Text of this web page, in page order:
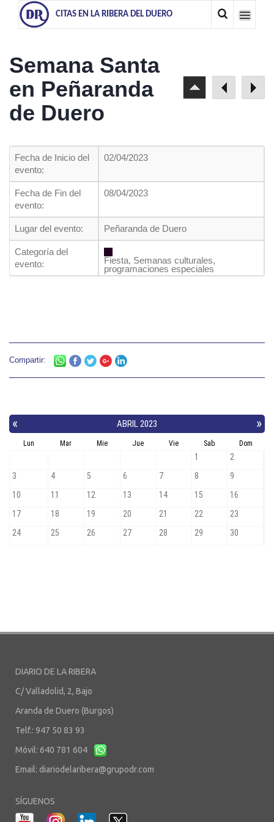
CITAS EN LA RIBERA DEL DUERO
Semana Santa
en Peñaranda
de Duero
Fecha de Inicio del
evento:
02/04/2023
Fecha de Fin del
evento:
08/04/2023
Lugar del evento: Peñaranda de Duero
Categoría del
evento:
Fiesta, Semanas culturales,
programaciones especiales
Compartir:
DIARIO DE LA RIBERA
C/ Valladolid, 2, Bajo
Aranda de Duero (Burgos)
Telf.: 947 50 83 93
Móvil: 640 781 604
Email: diariodelaribera@grupodr.com
SÍGUENOS